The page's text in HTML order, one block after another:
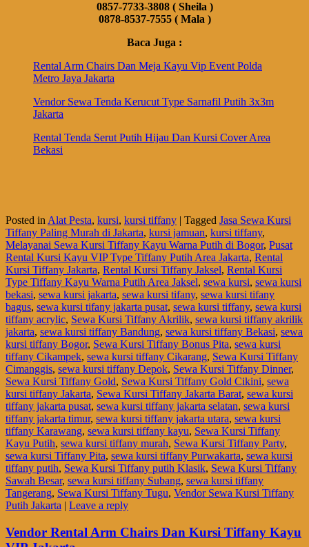
0857-7733-3808 ( Sheila )
0878-8537-7555 ( Mala )
Baca Juga :
Rental Arm Chairs Dan Meja Kayu Vip Event Polda
Metro Jaya Jakarta
Vendor Sewa Tenda Kerucut Type Sarnafil Putih 3x3m
Jakarta
Rental Tenda Serut Putih Hijau Dan Kursi Cover Area
Bekasi
Posted in Alat Pesta, kursi, kursi tiffany | Tagged Jasa Sewa Kursi
Tiffany Paling Murah di Jakarta, kursi jamuan, kursi tiffany,
Melayanai Sewa Kursi Tiffany Kayu Warna Putih di Bogor, Pusat
Rental Kursi Kayu VIP Type Tiffany Putih Area Jakarta, Rental
Kursi Tiffany Jakarta, Rental Kursi Tiffany Jaksel, Rental Kursi
Type Tiffany Kayu Warna Putih Area Jaksel, sewa kursi, sewa kursi
bekasi, sewa kursi jakarta, sewa kursi tifany, sewa kursi tifany
bagus, sewa kursi tifany jakarta pusat, sewa kursi tiffany, sewa kursi
tiffany acrylic, Sewa Kursi Tiffany Akrilik, sewa kursi tiffany akrilik
jakarta, sewa kursi tiffany Bandung, sewa kursi tiffany Bekasi, sewa
kursi tiffany Bogor, Sewa Kursi Tiffany Bonus Pita, sewa kursi
tiffany Cikampek, sewa kursi tiffany Cikarang, Sewa Kursi Tiffany
Cimanggis, sewa kursi tiffany Depok, Sewa Kursi Tiffany Dinner,
Sewa Kursi Tiffany Gold, Sewa Kursi Tiffany Gold Cikini, sewa
kursi tiffany Jakarta, Sewa Kursi Tiffany Jakarta Barat, sewa kursi
tiffany jakarta pusat, sewa kursi tiffany jakarta selatan, sewa kursi
tiffany jakarta timur, sewa kursi tiffany jakarta utara, sewa kursi
tiffany Karawang, sewa kursi tiffany kayu, Sewa Kursi Tiffany
Kayu Putih, sewa kursi tiffany murah, Sewa Kursi Tiffany Party,
sewa kursi Tiffany Pita, sewa kursi tiffany Purwakarta, sewa kursi
tiffany putih, Sewa Kursi Tiffany putih Klasik, Sewa Kursi Tiffany
Sawah Besar, sewa kursi tiffany Subang, sewa kursi tiffany
Tangerang, Sewa Kursi Tiffany Tugu, Vendor Sewa Kursi Tiffany
Putih Jakarta | Leave a reply
Vendor Rental Arm Chairs Dan Kursi Tiffany Kayu